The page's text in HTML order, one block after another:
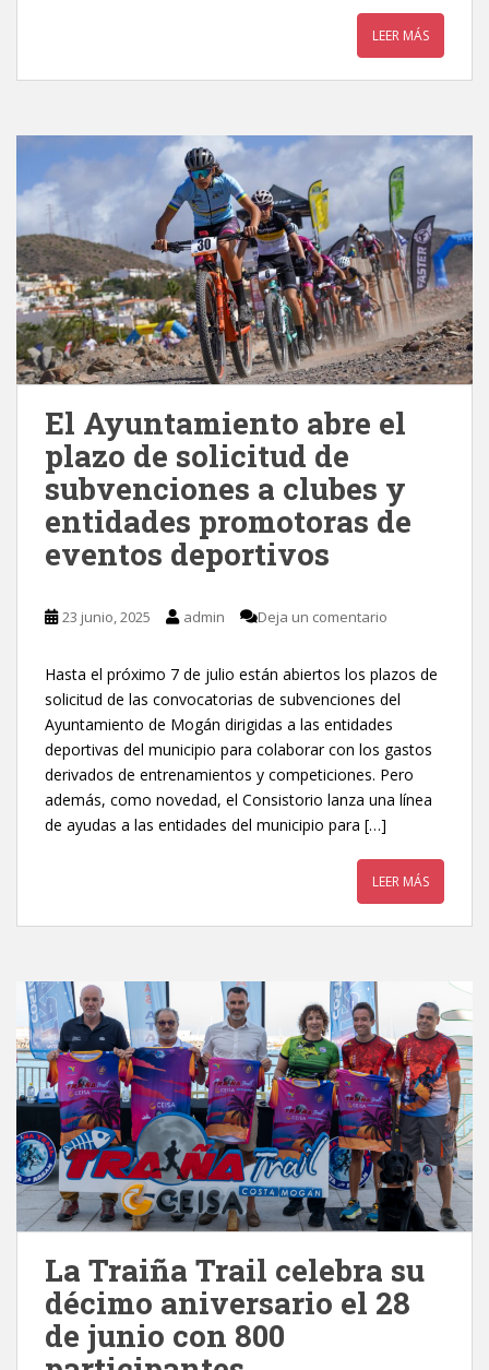
LEER MÁS
El Ayuntamiento abre el
plazo de solicitud de
subvenciones a clubes y
entidades promotoras de
eventos deportivos
23 junio, 2025 admin Deja un comentario
Hasta el próximo 7 de julio están abiertos los plazos de
solicitud de las convocatorias de subvenciones del
Ayuntamiento de Mogán dirigidas a las entidades
deportivas del municipio para colaborar con los gastos
derivados de entrenamientos y competiciones. Pero
además, como novedad, el Consistorio lanza una línea
de ayudas a las entidades del municipio para […]
LEER MÁS
La Traiña Trail celebra su
décimo aniversario el 28
de junio con 800